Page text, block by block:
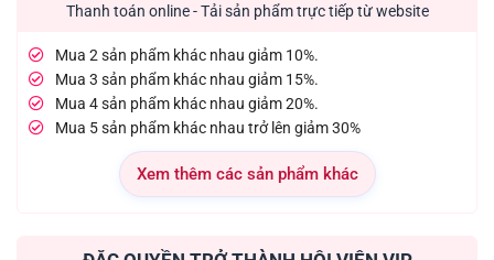
Thanh toán online - Tải sản phẩm trực tiếp từ website
Mua 2 sản phẩm khác nhau giảm 10%.
Mua 3 sản phẩm khác nhau giảm 15%.
Mua 4 sản phẩm khác nhau giảm 20%.
Mua 5 sản phẩm khác nhau trở lên giảm 30%
Xem thêm các sản phẩm khác